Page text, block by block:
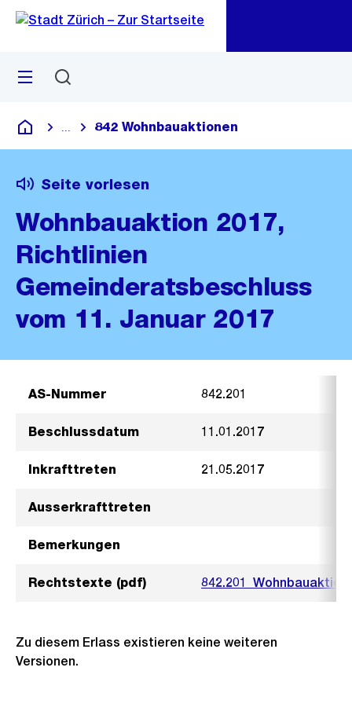
Navigation
Sprunglink
Menü
Deutsch
Blende alle Breadcrumbs ein
842 Wohnbauaktionen
Seite vorlesen
Wohnbauaktion 2017,
Richtlinien
Gemeinderatsbeschluss
vom 11. Januar 2017
AS-Nummer 842.201
Beschlussdatum 11.01.2017
Inkrafttreten 21.05.2017
Ausserkrafttreten
Bemerkungen
Rechtstexte (pdf)
Zu diesem Erlass existieren keine weiteren
Versionen.